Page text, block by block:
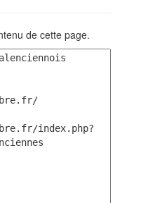
de cette page.